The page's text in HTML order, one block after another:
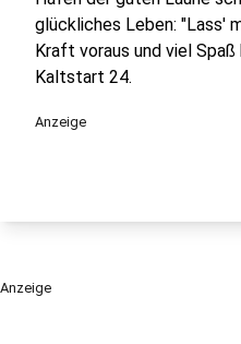
glückliches Leben: "Lass'
Kraft voraus und viel
Kaltstart 24.
Anzeige
Anzeige